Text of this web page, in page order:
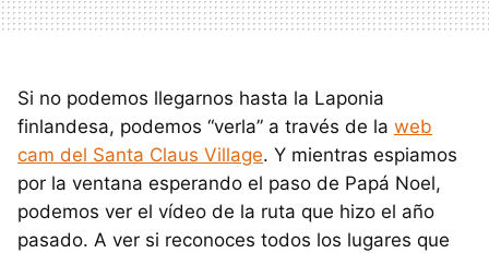
Si no podemos llegarnos hasta la Laponia
finlandesa, podemos “verla” a través de la web
cam del Santa Claus Village. Y mientras espiamos
por la ventana esperando el paso de Papá Noel,
podemos ver el vídeo de la ruta que hizo el año
pasado. A ver si reconoces todos los lugares que